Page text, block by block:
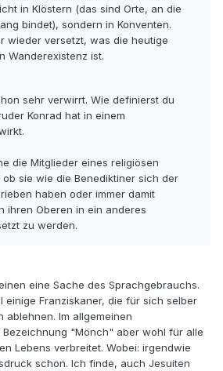
in Klöstern (das sind Orte, an die
bindet), sondern in Konventen.
wieder versetzt, was die heutige
Wanderexistenz ist.
sehr verwirrt. Wie definierst du
Konrad hat in einem
die Mitglieder eines religiösen
sie wie die Benediktiner sich der
haben oder immer damit
ihren Oberen in ein anderes
zu werden.
eine Sache des Sprachgebrauchs.
einige Franziskaner, die für sich selber
ablehnen. Im allgemeinen
"Mönch" aber wohl für alle
Lebens verbreitet. Wobei: irgendwie
schon. Ich finde, auch Jesuiten